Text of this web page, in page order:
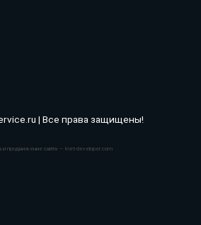
| Все права защищены!
и продвижение сайта — Inet-developer.com